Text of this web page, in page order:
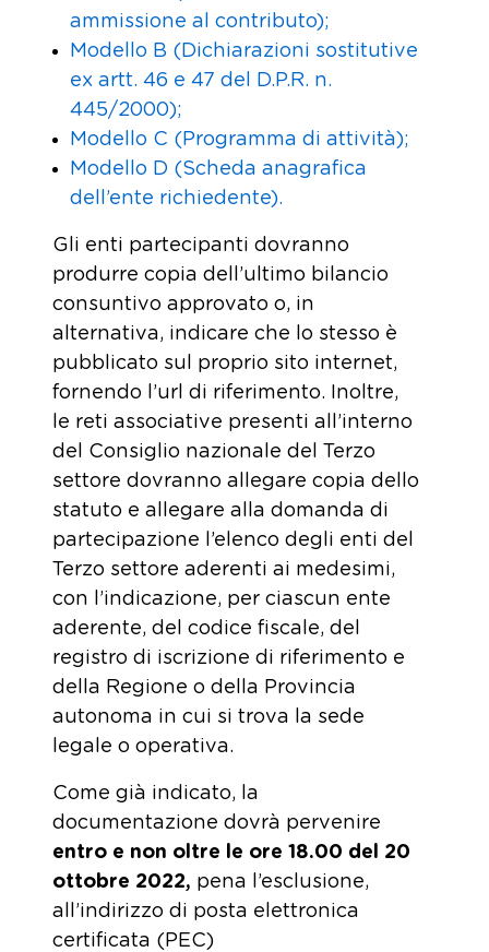
ammissione al contributo);
Modello B (Dichiarazioni sostitutive
ex artt. 46 e 47 del D.P.R. n.
445/2000);
Modello C (Programma di attività);
Modello D (Scheda anagrafica
dell’ente richiedente).
Gli enti partecipanti dovranno
produrre copia dell’ultimo bilancio
consuntivo approvato o, in
alternativa, indicare che lo stesso è
pubblicato sul proprio sito internet,
fornendo l’url di riferimento. Inoltre,
le reti associative presenti all’interno
del Consiglio nazionale del Terzo
settore dovranno allegare copia dello
statuto e allegare alla domanda di
partecipazione l’elenco degli enti del
Terzo settore aderenti ai medesimi,
con l’indicazione, per ciascun ente
aderente, del codice fiscale, del
registro di iscrizione di riferimento e
della Regione o della Provincia
autonoma in cui si trova la sede
legale o operativa.
Come già indicato, la
documentazione dovrà pervenire
entro e non oltre le ore 18.00 del 20
ottobre 2022, pena l’esclusione,
all’indirizzo di posta elettronica
certificata (PEC)